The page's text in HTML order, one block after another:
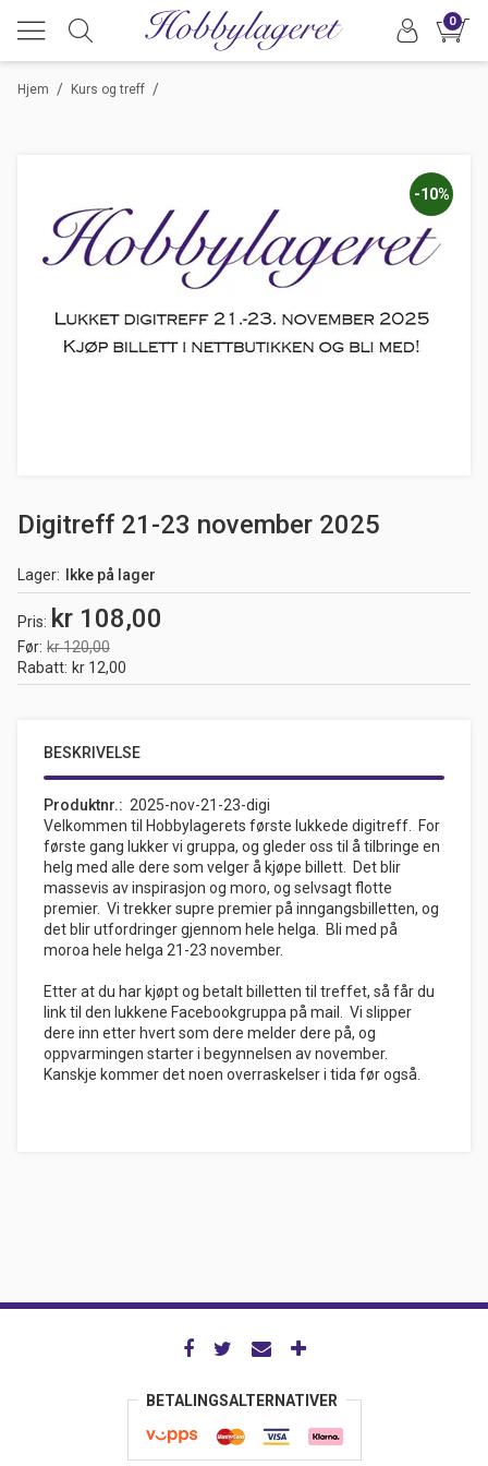
0
/
Hjem /
Kurs og treff
-10%
Digitreff 21-23 november 2025
Lager Ikke på lager
Pris kr 108,00
Før kr 120,00
Rabatt kr 12,00
BESKRIVELSE
Produktnr.
2025-nov-21-23-digi
Velkommen til Hobbylagerets første lukkede digitreff. For
første gang lukker vi gruppa, og gleder oss til å tilbringe en
helg med alle dere som velger å kjøpe billett. Det blir
massevis av inspirasjon og moro, og selvsagt flotte
premier. Vi trekker supre premier på inngangsbilletten, og
det blir utfordringer gjennom hele helga. Bli med på
moroa hele helga 21-23 november.
Etter at du har kjøpt og betalt billetten til treffet, så får du
link til den lukkene Facebookgruppa på mail. Vi slipper
dere inn etter hvert som dere melder dere på, og
oppvarmingen starter i begynnelsen av november.
Kanskje kommer det noen overraskelser i tida før også.
BETALINGSALTERNATIVER